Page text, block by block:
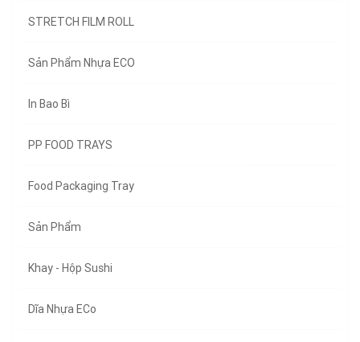
STRETCH FILM ROLL
Sản Phẩm Nhựa ECO
In Bao Bì
PP FOOD TRAYS
Food Packaging Tray
Sản Phẩm
Khay - Hộp Sushi
Dĩa Nhựa ECo